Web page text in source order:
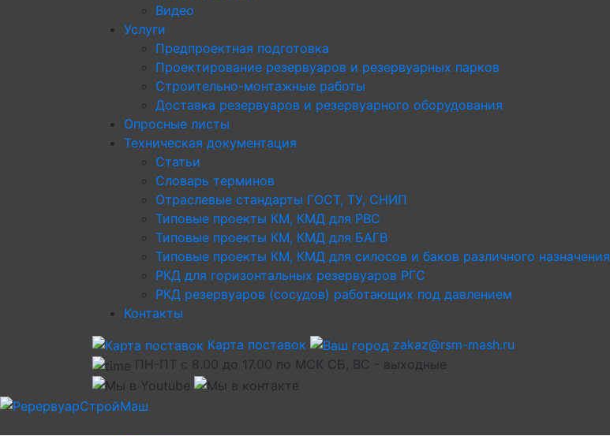
Видео
Услуги
Предпроектная подготовка
Проектирование резервуаров и резервуарных парков
Строительно-монтажные работы
Доставка резервуаров и резервуарного оборудования
Опросные листы
Техническая документация
Статьи
Словарь терминов
Отраслевые стандарты ГОСТ, ТУ, СНИП
Типовые проекты КМ, КМД для РВС
Типовые проекты КМ, КМД для БАГВ
Типовые проекты КМ, КМД для силосов и баков различного назначения
РКД для горизонтальных резервуаров РГС
РКД резервуаров (сосудов) работающих под давлением
Контакты
Карта поставок
zakaz@rsm-mash.ru
ПН-ПТ с 8.00 до 17.00 по МСК СБ, ВС - выходные